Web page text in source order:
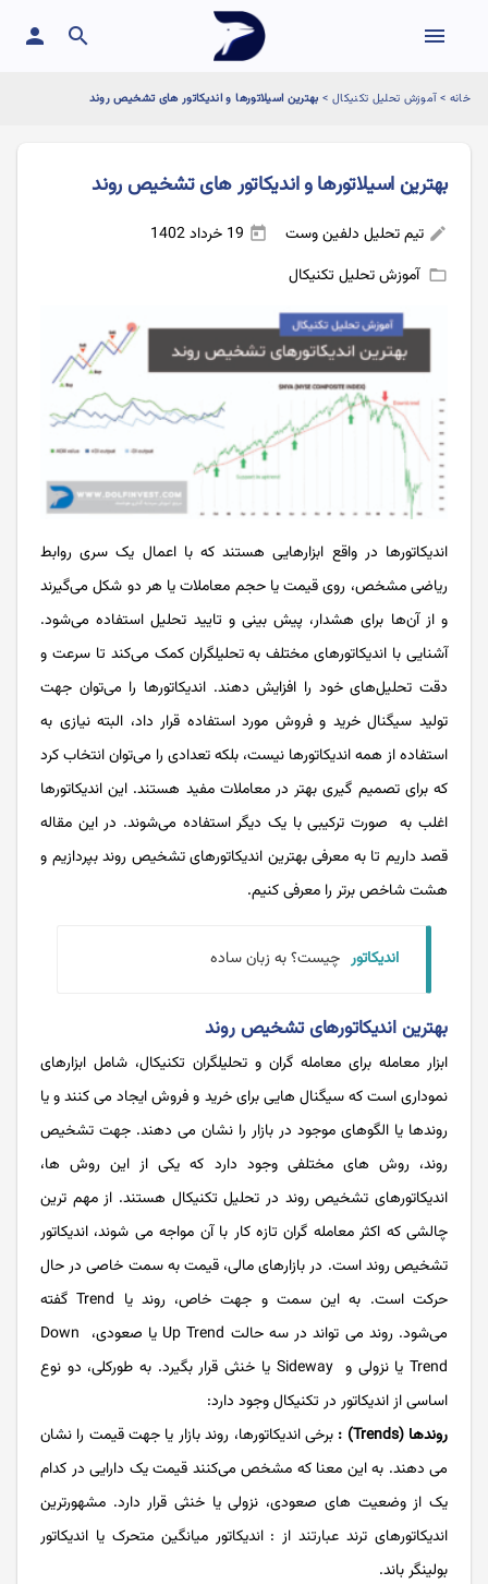
menu
search
person
خانه >آموزش تحلیل تکنیکال > بهترین اسیلاتورها و اندیکاتور های تشخیص روند
بهترین اسیلاتورها و اندیکاتور های تشخیص روند
edit تیم تحلیل دلفین وست today
folder_open آموزش تحلیل تکنیکال
اندیکاتورها در واقع ابزارهایی هستند که با اعمال یک ‌سری روابط
ریاضی مشخص، روی قیمت یا حجم معاملات یا هر دو شکل می‌گیرند
و از آن‌ها برای هشدار، پیش بینی و تایید تحلیل استفاده می‌شود.
آشنایی با اندیکاتورهای مختلف به تحلیلگران کمک می‌کند تا سرعت و
دقت تحلیل‌های خود را افزایش دهند. اندیکاتورها را می‌توان جهت
تولید سیگنال خرید و فروش مورد استفاده قرار داد، البته نیازی به
استفاده از همه‌ اندیکاتور‌ها نیست، بلکه تعدادی را می‌توان انتخاب کرد
که برای تصمیم ‌گیری بهتر در معاملات مفید هستند. این اندیکاتور‌ها
اغلب به صورت ترکیبی با یک ‌دیگر استفاده می‌شوند. در این مقاله
قصد داریم تا به معرفی بهترین اندیکاتور‌های تشخیص روند بپردازیم و
هشت شاخص برتر را معرفی کنیم.
اندیکاتور چیست؟ به زبان ساده
بهترین اندیکاتورهای تشخیص روند
ابزار معامله برای معامله‌ گران و تحلیلگران تکنیکال، شامل ابزارهای
نموداری است که سیگنال ‌هایی برای خرید و فروش ایجاد می ‌کنند و یا
روندها یا الگوهای موجود در بازار را نشان می‌ دهند. جهت تشخیص
روند، روش‌ های مختلفی وجود دارد که یکی از این روش ‌ها،
اندیکاتورهای تشخیص روند در تحلیل تکنیکال هستند. از مهم ‌ترین
چالشی که اکثر معامله‌ گران تازه ‌کار با آن مواجه می ‌شوند، اندیکاتور
تشخیص روند است. در بازار‌های مالی، قیمت به سمت خاصی در حال
حرکت است. به این سمت و جهت خاص، روند یا Trend گفته
می‌شود. روند می ‌تواند در سه حالت Up Trend یا صعودی، Down
Trend یا نزولی و Sideway یا خنثی قرار بگیرد. به ‌طورکلی، دو نوع
اساسی از اندیکاتور در تکنیکال وجود دارد:
روندها (Trends) :
برخی اندیکاتورها، روند بازار یا جهت قیمت را نشان
می ‌دهند. به این معنا که مشخص می‌کنند قیمت یک دارایی در کدام
یک از وضعیت ‌های صعودی، نزولی یا خنثی قرار دارد. مشهورترین
اندیکاتورهای ترند عبارتند از : اندیکاتور میانگین متحرک یا اندیکاتور
بولینگر باند.